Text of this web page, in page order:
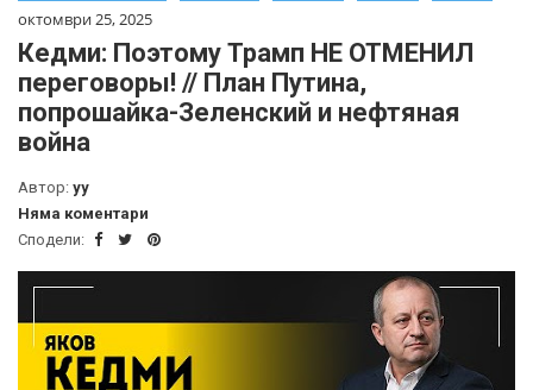
октомври 25, 2025
Кедми: Поэтому Трамп НЕ ОТМЕНИЛ
переговоры! // План Путина,
попрошайка-Зеленский и нефтяная
война
Автор: yy
Няма коментари
Сподели: